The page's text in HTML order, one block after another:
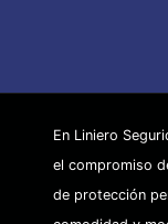
En Liniero
el compromiso
de protección